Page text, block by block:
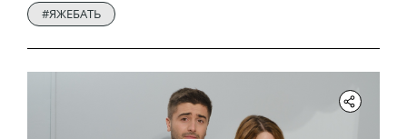
#ЯЖЕБАТЬ